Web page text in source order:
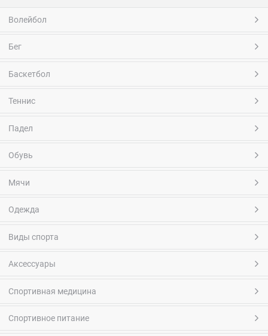
Волейбол
Бег
Баскетбол
Теннис
Падел
Обувь
Мячи
Одежда
Виды спорта
Аксессуары
Спортивная медицина
Спортивное питание